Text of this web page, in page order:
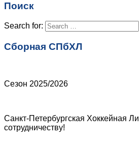
Поиск
Search for:
Сборная СПбХЛ
Сезон 2025/2026
Санкт-Петербургская Хоккейная
сотрудничеству!